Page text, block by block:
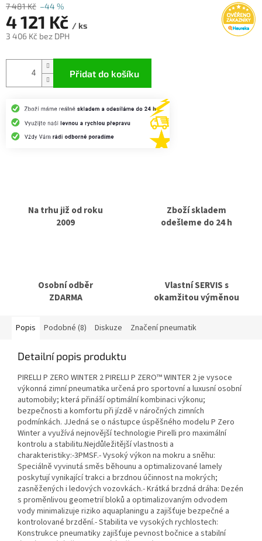
7 481 Kč –44 %
4 121 Kč / ks
3 406 Kč bez DPH
Přidat do košíku
Na trhu již od roku
2009
Zboží skladem
odešleme do 24 h
Osobní odběr
ZDARMA
Vlastní SERVIS s
okamžitou výměnou
Popis Podobné (8) Diskuze Značení pneumatik
Detailní popis produktu
PIRELLI P ZERO WINTER 2 PIRELLI P ZERO™ WINTER 2 je vysoce
výkonná zimní pneumatika určená pro sportovní a luxusní osobní
automobily; která přináší optimální kombinaci výkonu;
bezpečnosti a komfortu při jízdě v náročných zimních
podmínkách. JJedná se o nástupce úspěšného modelu P Zero
Winter a využívá nejnovější technologie Pirelli pro maximální
kontrolu a stabilitu.Nejdůležitější vlastnosti a
charakteristiky:-3PMSF.- Vysoký výkon na mokru a sněhu:
Speciálně vyvinutá směs běhounu a optimalizované lamely
poskytují vynikající trakci a brzdnou účinnost na mokrých;
zasněžených i ledových vozovkách.- Krátká brzdná dráha: Dezén
s proměnlivou geometrií bloků a optimalizovaným odvodem
vody minimalizuje riziko aquaplaningu a zajišťuje bezpečné a
kontrolované brzdění.- Stabilita ve vysokých rychlostech:
Konstrukce pneumatiky zajišťuje pevnost bočnice a stabilní